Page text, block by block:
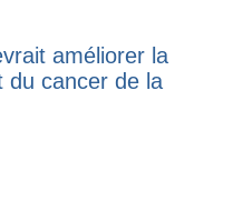
améliorer la
du cancer de la